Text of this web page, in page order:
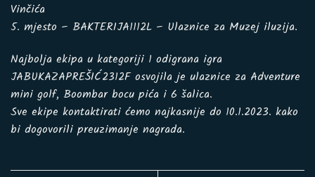
Vinčića
5. mjesto – BAKTERIJA1112L – Ulaznice za Muzej iluzija.
Najbolja ekipa u kategoriji 1 odigrana igra
JABUKAZAPREŠIĆ2312F osvojila je ulaznice za Adventure
mini golf, Boombar bocu pića i 6 šalica.
Sve ekipe kontaktirati ćemo najkasnije do 10.1.2023. kako
bi dogovorili preuzimanje nagrada.